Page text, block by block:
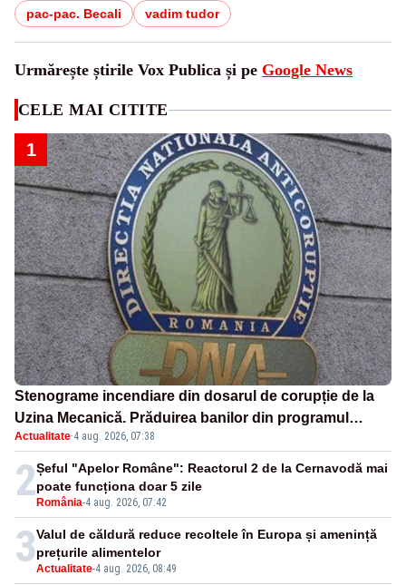
pac-pac. Becali vadim tudor
Urmărește știrile Vox Publica și pe Google News
CELE MAI CITITE
1
Stenograme incendiare din dosarul de corupție de la
Uzina Mecanică. Prăduirea banilor din programul
SAFE, interceptată de DNA
Actualitate·4 aug. 2026, 07:38
2România-4 aug. 2026, 07:42
Șeful "Apelor Române": Reactorul 2 de la Cernavodă mai
poate funcționa doar 5 zile
3Actualitate-4 aug. 2026, 08:49
Valul de căldură reduce recoltele în Europa și amenință
prețurile alimentelor